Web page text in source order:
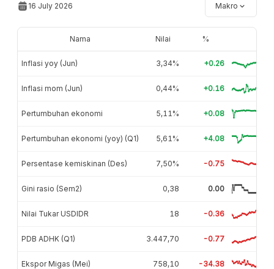
16 July 2026 Makro
Nama Nilai %
Inflasi yoy (Jun) 3,34% +0.26
Inflasi mom (Jun) 0,44% +0.16
Pertumbuhan ekonomi 5,11% +0.08
Pertumbuhan ekonomi (yoy) (Q1) 5,61% +4.08
Persentase kemiskinan (Des) 7,50% -0.75
Gini rasio (Sem2) 0,38 0.00
Nilai Tukar USDIDR 18 -0.36
PDB ADHK (Q1) 3.447,70 -0.77
Ekspor Migas (Mei) 758,10 -34.38